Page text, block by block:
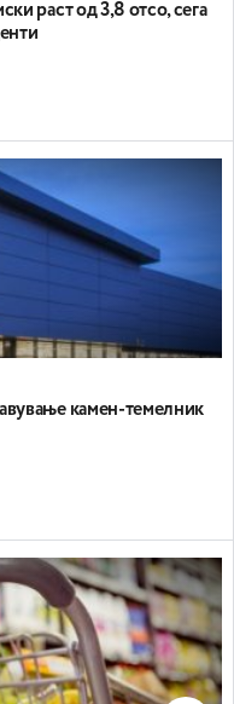
раст од 3,8 отсо, сега
камен-темелник